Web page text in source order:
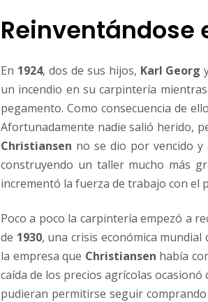
Reinventándose
En 1924, dos de sus hijos, Karl Georg
un incendio en su carpintería
pegamento. Como consecuencia de
Afortunadamente nadie salió herido,
Christiansen no se dio por vencido y
construyendo un taller mucho más
incrementó la fuerza de trabajo con el
Poco a poco la carpintería empezó a
de 1930, una crisis económica
la empresa que Christiansen había
caída de los precios agrícolas
pudieran permitirse seguir